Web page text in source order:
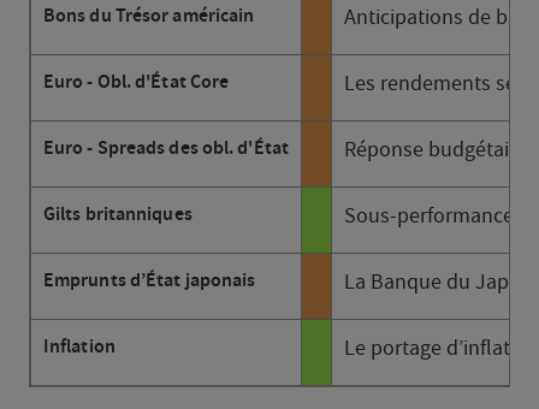
Bons du Trésor américain Anticipations de
Euro - Obl. d'État Core Les rendements se
Euro - Spreads des obl. d'État Réponse budgétaire
Gilts britanniques Sous-performance
Emprunts d’État japonais La Banque du
Inflation Le portage